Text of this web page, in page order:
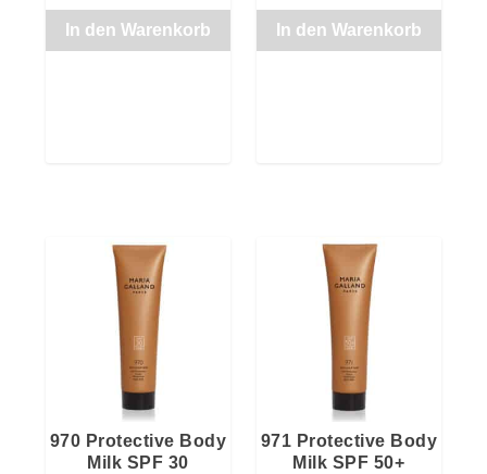
In den Warenkorb In den Warenkorb
970 Protective Body
Milk SPF 30
971 Protective Body
Milk SPF 50+